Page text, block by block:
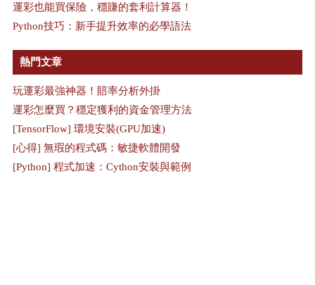
運彩也能買保險，穩賺的套利計算器！
Python技巧：新手提升效率的必學語法
熱門文章
玩運彩最強神器！賠率分析外掛
運彩怎麼買？穩定獲利的資金管理方法
[TensorFlow] 環境安裝(GPU加速)
[心得] 無瑕的程式碼：敏捷軟體開發
[Python] 程式加速：Cython安裝與範例